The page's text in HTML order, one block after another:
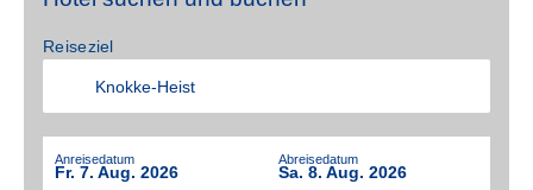
Reiseziel
Anreisedatum
Fr. 7. Aug. 2026
Abreisedatum
Sa. 8. Aug. 2026